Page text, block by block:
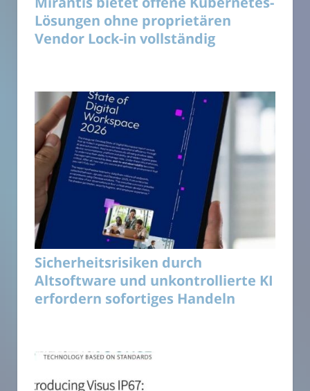
Lösungen ohne proprietären
Vendor Lock-in vollständig
Sicherheitsrisiken durch
Altsoftware und unkontrollierte KI
erfordern sofortiges Handeln